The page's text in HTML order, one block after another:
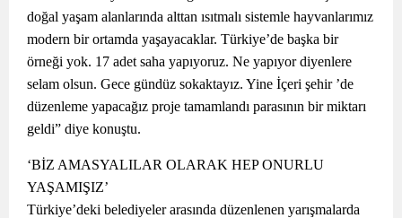
doğal yaşam alanlarında alttan ısıtmalı sistemle hayvanlarımız
modern bir ortamda yaşayacaklar. Türkiye’de başka bir
örneği yok. 17 adet saha yapıyoruz. Ne yapıyor diyenlere
selam olsun. Gece gündüz sokaktayız. Yine İçeri şehir ’de
düzenleme yapacağız proje tamamlandı parasının bir miktarı
geldi” diye konuştu.
‘BİZ AMASYALILAR OLARAK HEP ONURLU
YAŞAMIŞIZ’
Türkiye’deki belediyeler arasında düzenlenen yarışmalarda